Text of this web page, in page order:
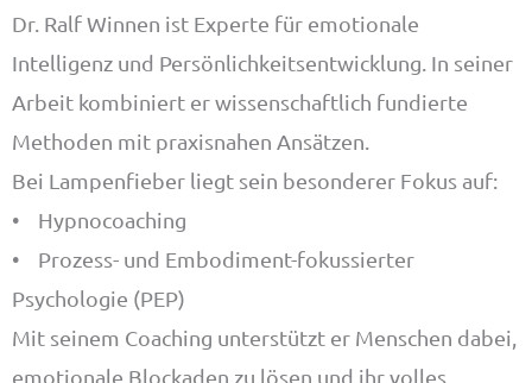
Dr. Ralf Winnen ist Experte für emotionale
Intelligenz und Persönlichkeitsentwicklung. In seiner
Arbeit kombiniert er wissenschaftlich fundierte
Methoden mit praxisnahen Ansätzen.
Bei Lampenfieber liegt sein besonderer Fokus auf:
• Hypnocoaching
• Prozess- und Embodiment-fokussierter
Psychologie (PEP)
Mit seinem Coaching unterstützt er Menschen dabei,
emotionale Blockaden zu lösen und ihr volles